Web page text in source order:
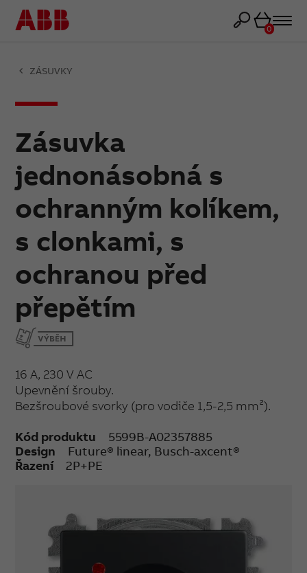
Košík
0
ZÁSUVKY
Zásuvka
jednonásobná s
ochranným kolíkem,
s clonkami, s
ochranou před
přepětím
16 A, 230 V AC
Upevnění šrouby.
Bezšroubové svorky (pro vodiče 1,5-2,5 mm²).
Kód produktu
5599B-A02357885
Design
Future® linear, Busch-axcent®
Řazení
2P+PE